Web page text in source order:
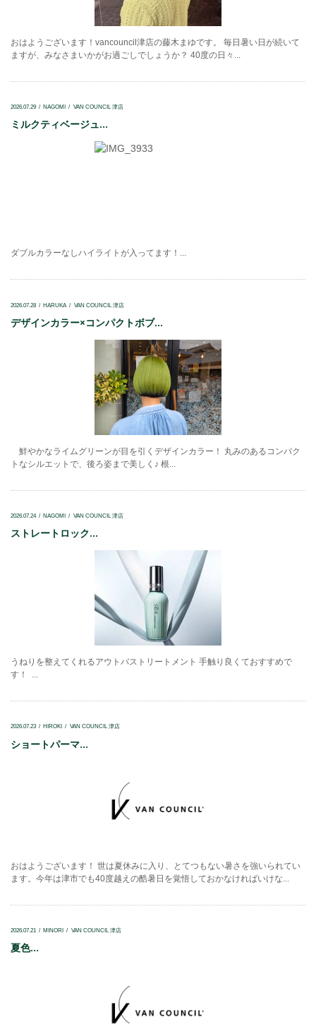
おはようございます！vancouncil津店の藤木まゆです。 毎日暑い日が続いて
ますが、みなさまいかがお過ごしでしょうか？ 40度の日々...
2026.07.29 NAGOMI VAN COUNCIL 津店
ミルクティベージュ...
ダブルカラーなしハイライトが入ってます！...
2026.07.28 HARUKA VAN COUNCIL 津店
デザインカラー×コンパクトボブ...
鮮やかなライムグリーンが目を引くデザインカラー！ 丸みのあるコンパク
トなシルエットで、後ろ姿まで美しく♪ 根...
2026.07.24 NAGOMI VAN COUNCIL 津店
ストレートロック...
うねりを整えてくれるアウトバストリートメント 手触り良くておすすめで
す！ ...
2026.07.23 HIROKI VAN COUNCIL 津店
ショートパーマ...
おはようございます！ 世は夏休みに入り、とてつもない暑さを強いられてい
ます。今年は津市でも40度越えの酷暑日を覚悟しておかなければいけな...
2026.07.21 MINORI VAN COUNCIL 津店
夏色...